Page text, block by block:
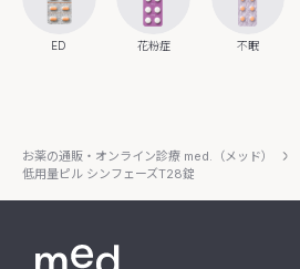
ED 花粉症 不眠
お薬の通販・オンライン診療 med.（メッド）
低用量ピル シンフェーズT28錠